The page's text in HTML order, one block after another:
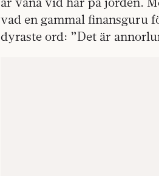
vad en gammal finansguru
dyraste ord: ”Det är